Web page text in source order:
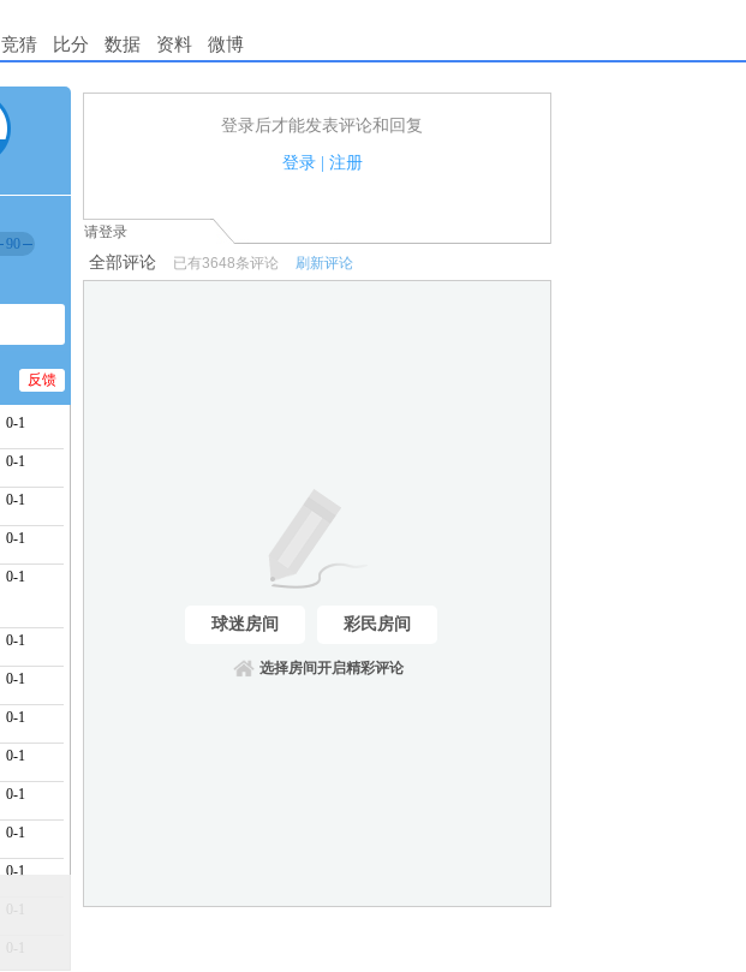
竞猜 比分 数据 资料 微博
90
反馈
0-1
0-1
0-1
0-1
0-1
0-1
0-1
0-1
0-1
0-1
0-1
0-1
登录后才能发表评论和回复
登录| 注册
1.电脑端新用户可以发表评论了！
请登录
全部评论 已有3648条评论 刷新评论
球迷房间 彩民房间
选择房间开启精彩评论